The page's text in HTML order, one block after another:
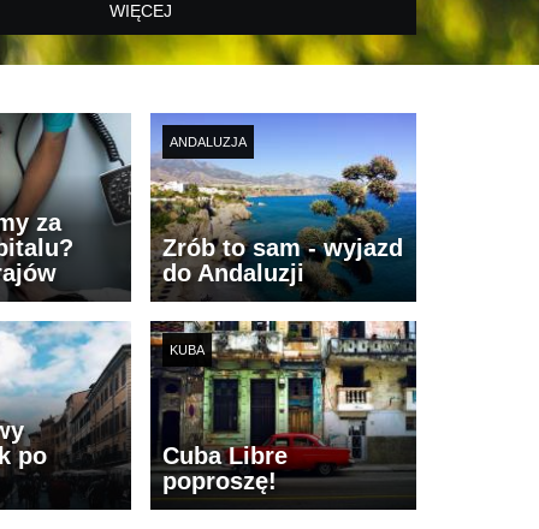
WIĘCEJ
za
ANDALUZJA
Zrób to sam - wyjazd
do Andaluzji
po
KUBA
Cuba Libre
poproszę!